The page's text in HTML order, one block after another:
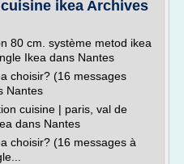
ikea Archives
80 cm. système metod ikea
Ikea dans Nantes
choisir? (16 messages
Nantes
cuisine | paris, val de
dans Nantes
choisir? (16 messages à